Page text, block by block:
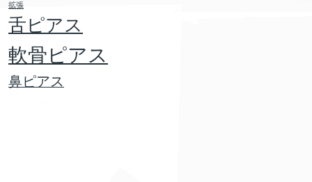
拡張
舌ピアス
軟骨ピアス
鼻ピアス